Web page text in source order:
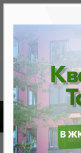
Скидки на
Главная База
30.10 «Монреаль»,